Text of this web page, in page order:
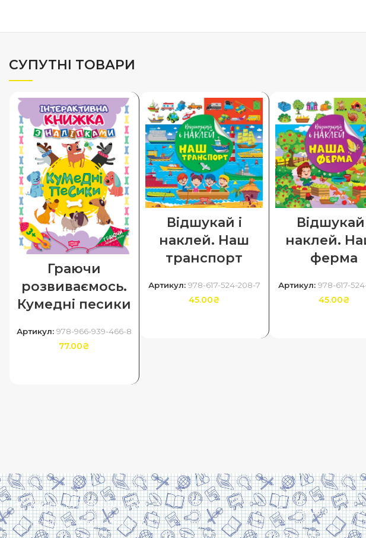
СУПУТНІ ТОВАРИ
Граючи
розвиваємось.
Кумедні песики
Артикул: 978-966-939-466-8
77.00₴
Відшукай і
наклей. Наш
транспорт
Артикул: 978-617-524-208-7
45.00₴
Відшукай
наклей.
ферма
Артикул: 978-617-
45.00₴
Харків, вулиця Сумська, 13
Телефон: (050) 305-05-41
Про